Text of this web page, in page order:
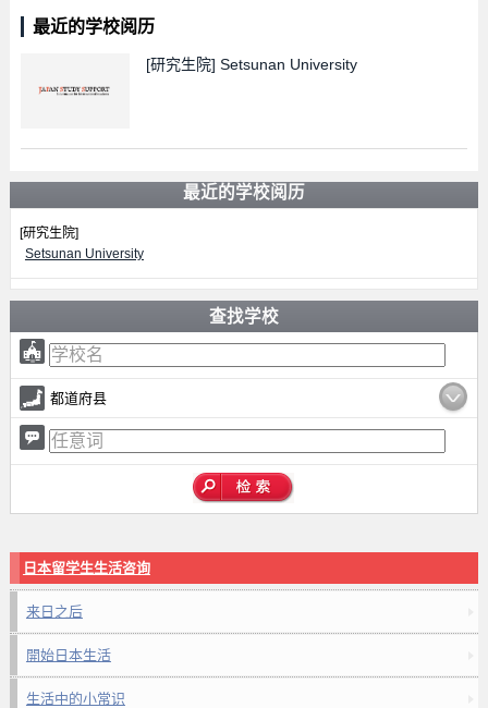
最近的学校阅历
[研究生院] Setsunan University
最近的学校阅历
[研究生院]
Setsunan University
查找学校
都道府县
日本留学生生活咨询
来日之后
開始日本生活
生活中的小常识